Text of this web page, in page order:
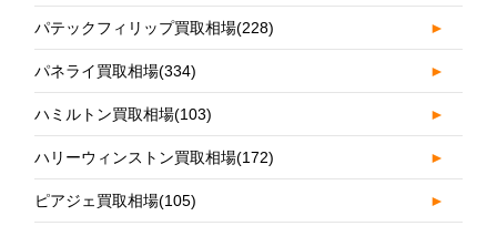
パテックフィリップ買取相場(228) ►
パネライ買取相場(334) ►
ハミルトン買取相場(103) ►
ハリーウィンストン買取相場(172) ►
ピアジェ買取相場(105) ►